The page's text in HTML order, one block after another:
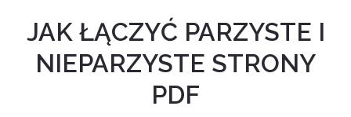
JAK ŁĄCZYĆ PARZYSTE I
NIEPARZYSTE STRONY
PDF